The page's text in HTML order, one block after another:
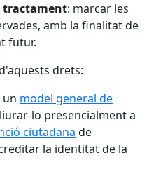
tractament: marcar les
amb la finalitat de
futur.
drets:
un model general de
lo presencialment a
ciutadana de
la identitat de la